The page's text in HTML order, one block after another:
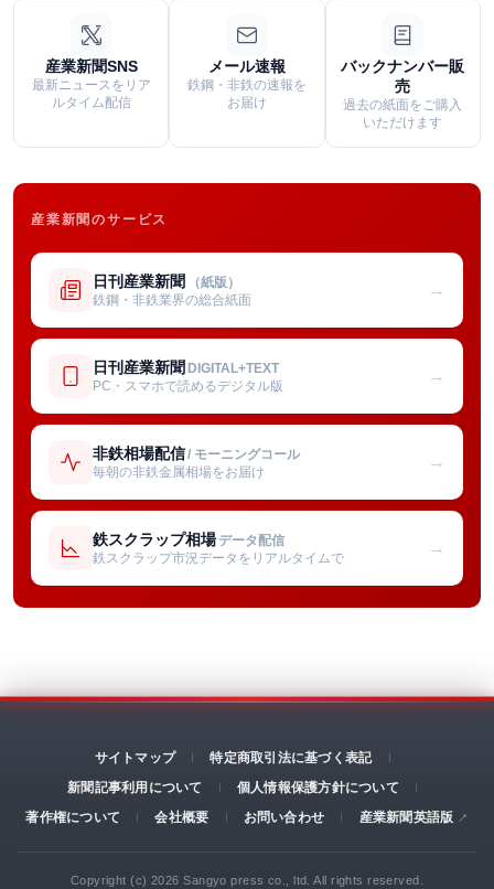
産業新聞SNS
最新ニュースをリア
ルタイム配信
メール速報
鉄鋼・非鉄の速報を
お届け
バックナンバー販
売
過去の紙面をご購入
いただけます
産業新聞のサービス
日刊産業新聞 （紙版）
鉄鋼・非鉄業界の総合紙面
→
日刊産業新聞 DIGITAL+TEXT
PC・スマホで読めるデジタル版
→
非鉄相場配信/ モーニングコール
毎朝の非鉄金属相場をお届け
→
鉄スクラップ相場 データ配信
鉄スクラップ市況データをリアルタイムで
→
サイトマップ
特定商取引法に基づく表記
新聞記事利用について
個人情報保護方針について
著作権について
会社概要 お問い合わせ 産業新聞英語版
Copyright (c) 2026 Sangyo press co., ltd. All rights reserved.